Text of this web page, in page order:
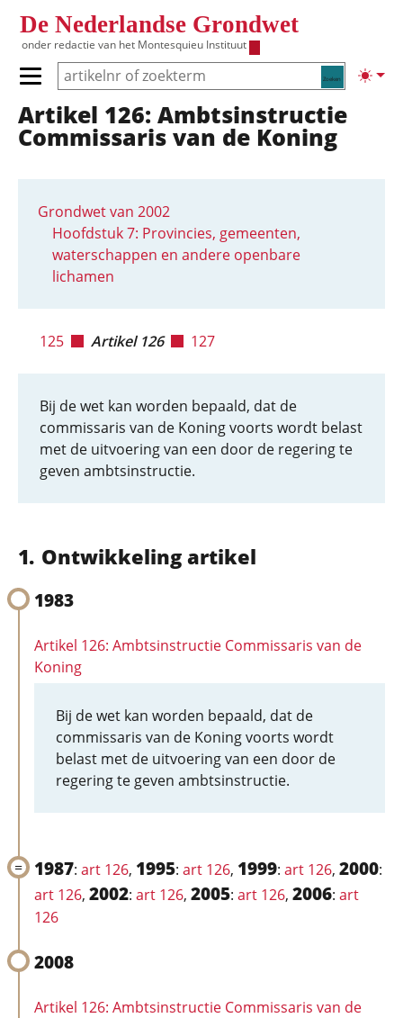
De Nederlandse Grondwet
onder redactie van het Montesquieu Instituut
Zoeken
Primair menu tonen/verbergen
Hoofdnavigatie
Artikel 126: Ambtsinstructie
Commissaris van de Koning
Grondwet van 2002
Hoofdstuk 7: Provincies, gemeenten,
waterschappen en andere openbare
lichamen
125 Artikel 126 127
Bij de wet kan worden bepaald, dat de
commissaris van de Koning voorts wordt belast
met de uitvoering van een door de regering te
geven ambtsinstructie.
Ontwikkeling artikel
1983
Artikel 126: Ambtsinstructie Commissaris van de
Koning
Bij de wet kan worden bepaald, dat de
commissaris van de Koning voorts wordt
belast met de uitvoering van een door de
regering te geven ambtsinstructie.
1987: art 126, 1995: art 126, 1999: art 126, 2000:
art 126, 2002: art 126, 2005: art 126, 2006: art
126
2008
Artikel 126: Ambtsinstructie Commissaris van de